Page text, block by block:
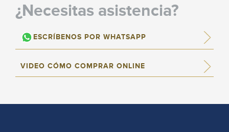
¿Necesitas asistencia?
ESCRÍBENOS POR WHATSAPP
VIDEO CÓMO COMPRAR ONLINE